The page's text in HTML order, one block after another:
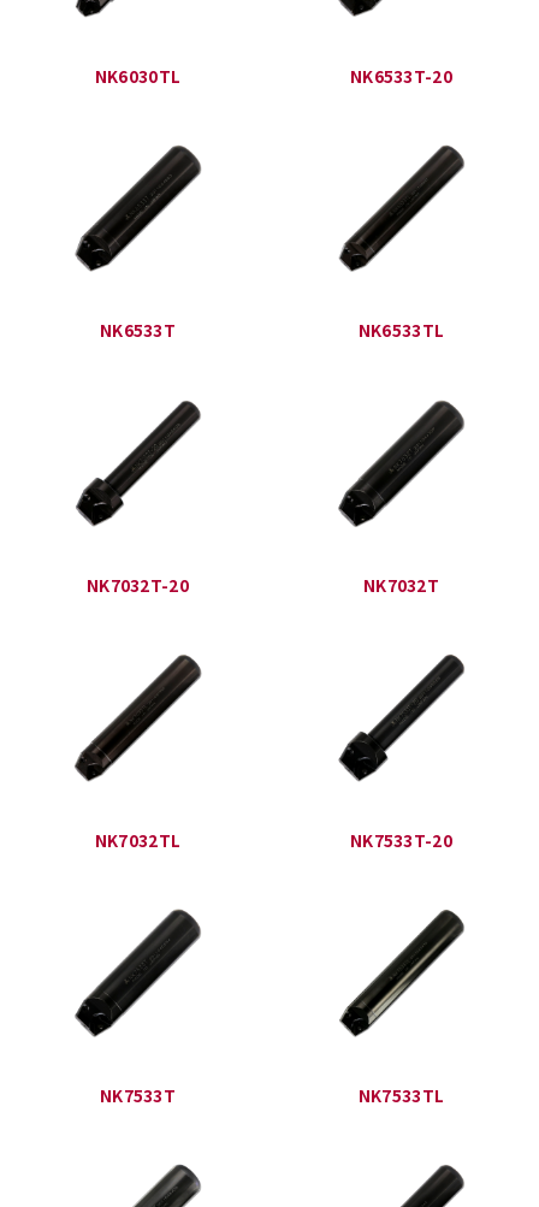
NK6030TL NK6533T-20
NK6533T NK6533TL
NK7032T-20 NK7032T
NK7032TL NK7533T-20
NK7533T NK7533TL